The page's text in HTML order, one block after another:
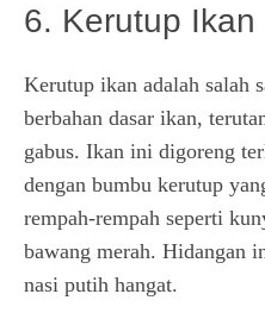
6. Kerutup Ikan
Kerutup ikan adalah salah
berbahan dasar ikan,
gabus. Ikan ini digoreng
dengan bumbu kerutup
rempah-rempah seperti
bawang merah. Hidangan
nasi putih hangat.